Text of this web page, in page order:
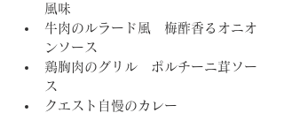
風味
牛肉のルラード風　梅酢香るオニオ
ンソース
鶏胸肉のグリル　ポルチーニ茸ソー
ス
クエスト自慢のカレー